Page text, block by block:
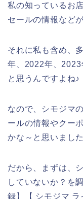
私の知っているお
セールの情報など
それに私も含め、
年、2022年、2023
と思うんですよね♪
なので、シモジマ
ールの情報やクー
かな～と思いました
だから、まずは、
していないか？を
録】【 シモジマ ラ